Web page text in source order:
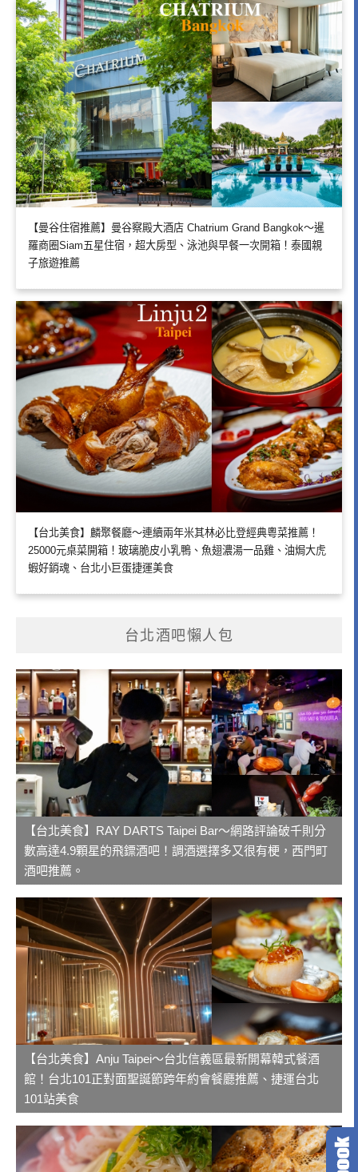
【曼谷住宿推薦】曼谷察殿大酒店 Chatrium Grand Bangkok～暹
羅商圈Siam五星住宿，超大房型、泳池與早餐一次開箱！泰國親
子旅遊推薦
【台北美食】麟聚餐廳～連續兩年米其林必比登經典粵菜推薦！
25000元桌菜開箱！玻璃脆皮小乳鴨、魚翅濃湯一品雞、油焗大虎
蝦好銷魂、台北小巨蛋捷運美食
台北酒吧懶人包
【台北美食】RAY DARTS Taipei Bar～網路評論破千則分
數高達4.9顆星的飛鏢酒吧！調酒選擇多又很有梗，西門町
酒吧推薦。
【台北美食】Anju Taipei～台北信義區最新開幕韓式餐酒
館！台北101正對面聖誕節跨年約會餐廳推薦、捷運台北
101站美食